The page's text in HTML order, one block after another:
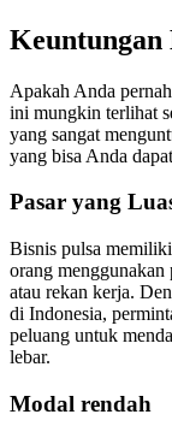
Keuntungan
Apakah Anda
ini mungkin terlihat
yang sangat
yang bisa Anda
Pasar yang
Bisnis pulsa
orang
atau rekan kerja.
di Indonesia,
peluang untuk
lebar.
Modal rendah